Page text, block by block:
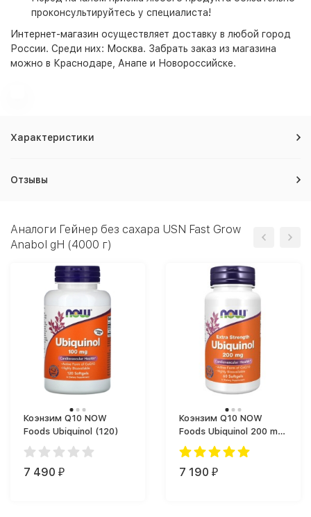
проконсультируйтесь у специалиста!
Интернет-магазин осуществляет доставку в любой город
России. Среди них: Москва. Забрать заказ из магазина
можно в Краснодаре, Анапе и Новороссийске.
Характеристики
Отзывы
Аналоги Гейнер без сахара USN Fast Grow
Anabol gH (4000 г)
Коэнзим Q10 NOW
Foods Ubiquinol (120)
7 490 ₽
Коэнзим Q10 NOW
Foods Ubiquinol 200 mg
(60 капс.)
7 190 ₽